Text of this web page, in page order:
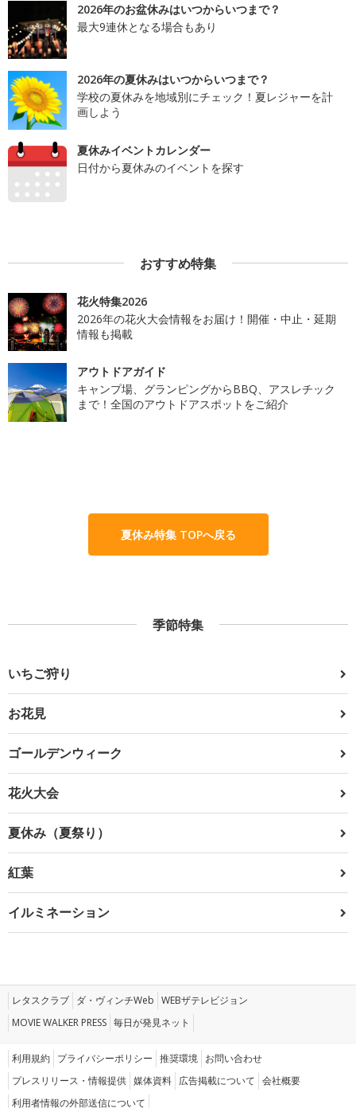
2026年のお盆休みはいつからいつまで？
最大9連休となる場合もあり
2026年の夏休みはいつからいつまで？
学校の夏休みを地域別にチェック！夏レジャーを計
画しよう
夏休みイベントカレンダー
日付から夏休みのイベントを探す
おすすめ特集
花火特集2026
2026年の花火大会情報をお届け！開催・中止・延期
情報も掲載
アウトドアガイド
キャンプ場、グランピングからBBQ、アスレチック
まで！全国のアウトドアスポットをご紹介
夏休み特集 TOPへ戻る
季節特集
いちご狩り
お花見
ゴールデンウィーク
花火大会
夏休み（夏祭り）
紅葉
イルミネーション
レタスクラブ ダ・ヴィンチWeb WEBザテレビジョン
MOVIE WALKER PRESS 毎日が発見ネット
利用規約 プライバシーポリシー 推奨環境 お問い合わせ
プレスリリース・情報提供 媒体資料 広告掲載について 会社概要
利用者情報の外部送信について